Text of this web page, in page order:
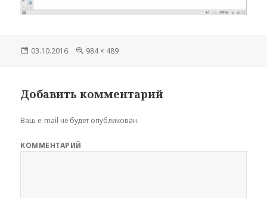
Опубликовано
03.10.2016
Полный
984 × 489
Добавить комментарий
Ваш e-mail не будет опубликован.
КОММЕНТАРИЙ